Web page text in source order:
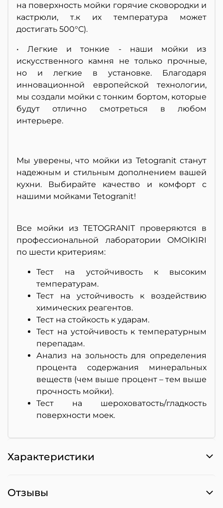
на поверхность мойки горячие сковородки и
кастрюли, т.к их температура может
достигать 500°С).
• Легкие и тонкие - наши мойки из
искусственного камня не только прочные,
но и легкие в установке. Благодаря
инновационной европейской технологии,
мы создали мойки с тонким бортом, которые
будут отлично смотреться в любом
интерьере.
Мы уверены, что мойки из Tetogranit станут
надежным и стильным дополнением вашей
кухни. Выбирайте качество и комфорт с
нашими мойками Tetogranit!
Все мойки из TETOGRANIT проверяются в
профессиональной лаборатории OMOIKIRI
по шести критериям:
Тест на устойчивость к высоким
температурам.
Тест на устойчивость к воздействию
химических реагентов.
Тест на стойкость к ударам.
Тест на устойчивость к температурным
перепадам.
Анализ на зольность для определения
процента содержания минеральных
веществ (чем выше процент – тем выше
прочность мойки).
Тест на шероховатость/гладкость
поверхности моек.
Характеристики
Отзывы